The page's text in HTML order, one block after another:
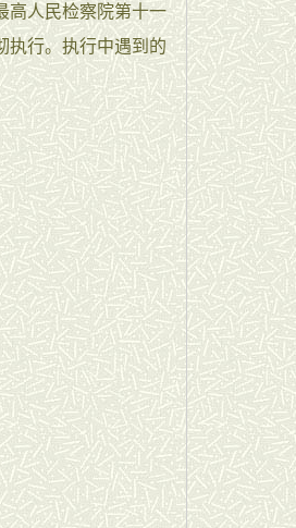
人民检察院第十一
执行。执行中遇到的